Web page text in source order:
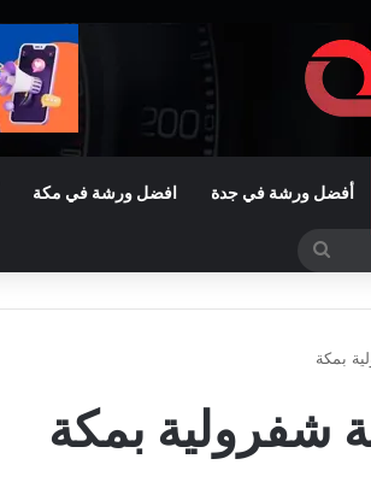
أفضل ورشة في جدة افضل ورشة في مكة
بمكة
شفرولية بمكة